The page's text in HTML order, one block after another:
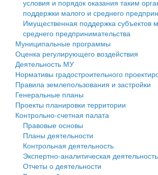
Деятельность МУ
Нормативы градостроительного
Правила землепользования и застройки
Генеральные планы
Проекты планировки территории
Собрание депутатов
Городское поселение
Сельские поселения
условия и порядок оказания таким
поддержки малого и среднего
Имущественная поддержка субъектов
среднего предпринимательства
Муниципальные программы
Оценка регулирующего воздействия
Деятельность МУ
Нормативы градостроительного
Правила землепользования и застройки
Генеральные планы
Проекты планировки территории
Контрольно-счетная палата
Правовые основы
Планы деятельности
Контрольная деятельность
Экспертно-аналитическая деятельность
Отчеты о деятельности